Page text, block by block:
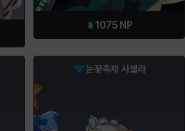
1075 NP
눈꽃축제 시셀라